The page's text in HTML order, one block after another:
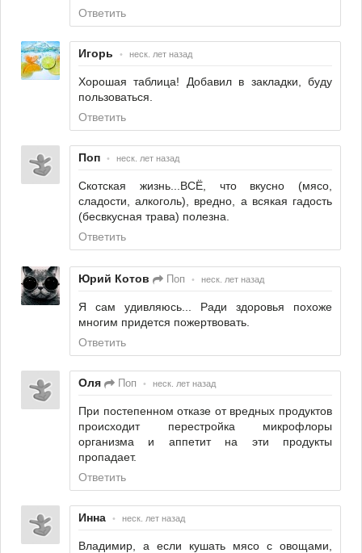
Ответить
Игорь • неск. лет назад
Хорошая таблица! Добавил в закладки, буду
пользоваться.
Ответить
Поп • неск. лет назад
Скотская жизнь...ВСЁ, что вкусно (мясо,
сладости, алкоголь), вредно, а всякая гадость
(бесвкусная трава) полезна.
Ответить
Юрий Котов Поп • неск. лет назад
Я сам удивляюсь... Ради здоровья похоже
многим придется пожертвовать.
Ответить
Оля Поп • неск. лет назад
При постепенном отказе от вредных продуктов
происходит перестройка микрофлоры
организма и аппетит на эти продукты
пропадает.
Ответить
Инна • неск. лет назад
Владимир, а если кушать мясо с овощами,